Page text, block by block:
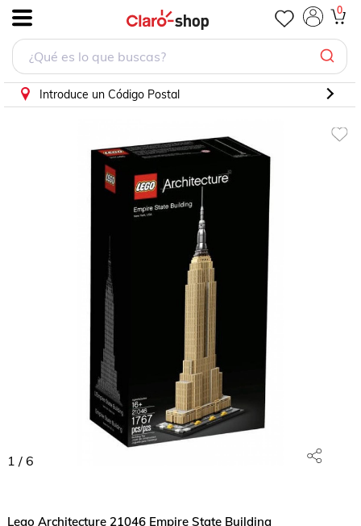
0
Introduce un Código Postal
1 / 6
Lego Architecture 21046 Empire State Building
Lego Architecture 21046 Empire State Building